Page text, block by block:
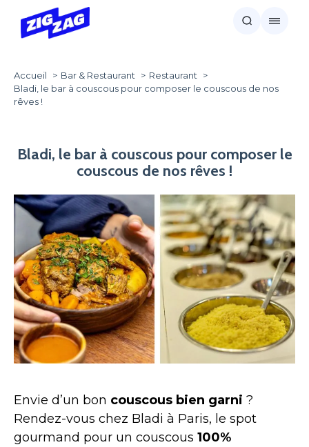
Accueil Bar & Restaurant
Restaurant
Bladi, le bar à couscous pour composer le couscous de nos
rêves !
Bladi, le bar à couscous pour composer le
couscous de nos rêves !
Envie d’un bon couscous bien garni ?
Rendez-vous chez Bladi à Paris, le spot
gourmand pour un couscous 100%